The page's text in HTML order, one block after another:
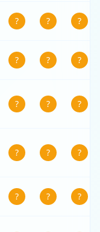
? ? ?
? ? ?
? ? ?
? ? ?
? ? ?